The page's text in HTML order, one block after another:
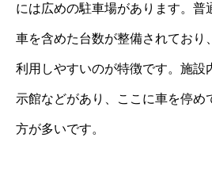
には広めの駐車場があります。普
車を含めた台数が整備されており
利用しやすいのが特徴です。施設
示館などがあり、ここに車を停め
方が多いです。